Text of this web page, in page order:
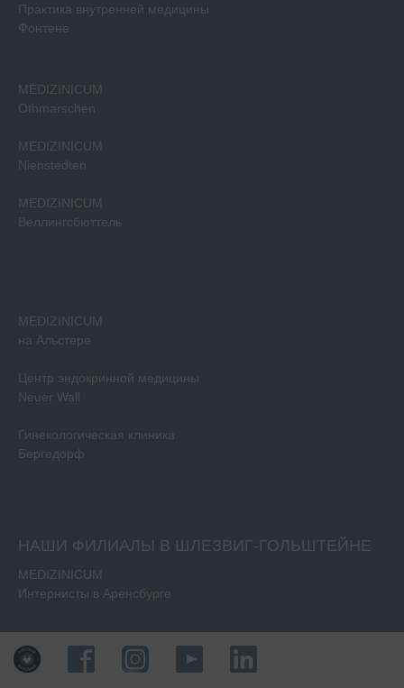
Практика внутренней медицины
Фонтене
MEDIZINICUM
Othmarschen
MEDIZINICUM
Nienstedten
MEDIZINICUM
Веллингсбюттель
MEDIZINICUM
на Альстере
Центр эндокринной медицины
Neuer Wall
Гинекологическая клиника
Бергедорф
НАШИ ФИЛИАЛЫ В ШЛЕЗВИГ-ГОЛЬШТЕЙНЕ
MEDIZINICUM
Интернисты в Аренсбурге